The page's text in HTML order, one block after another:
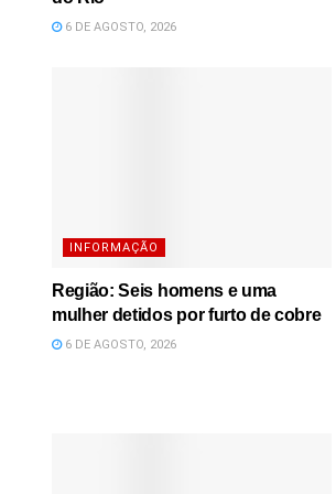
6 DE AGOSTO, 2026
INFORMAÇÃO
Região: Seis homens e uma
mulher detidos por furto de cobre
6 DE AGOSTO, 2026